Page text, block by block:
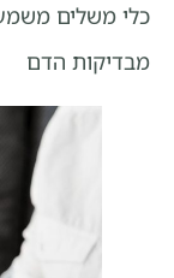
כלי משלים
מבדיקות הדם